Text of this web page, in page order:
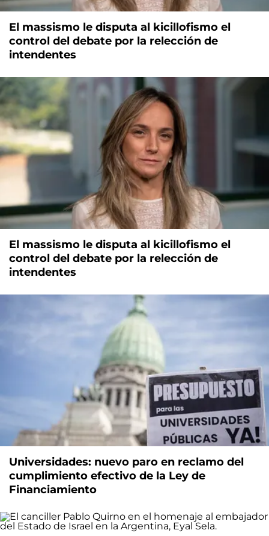
El massismo le disputa al kicillofismo el
control del debate por la relección de
intendentes
El massismo le disputa al kicillofismo el
control del debate por la relección de
intendentes
Universidades: nuevo paro en reclamo del
cumplimiento efectivo de la Ley de
Financiamiento